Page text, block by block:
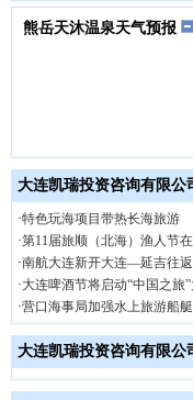
熊岳天沐温泉天气预报
大连凯瑞投资咨询有限公
·特色玩海项目带热长海旅游
·第11届旅顺（北海）渔人节
·南航大连新开大连—延吉往
·大连啤酒节将启动“中国之旅”
·营口海事局加强水上旅游船
大连凯瑞投资咨询有限公